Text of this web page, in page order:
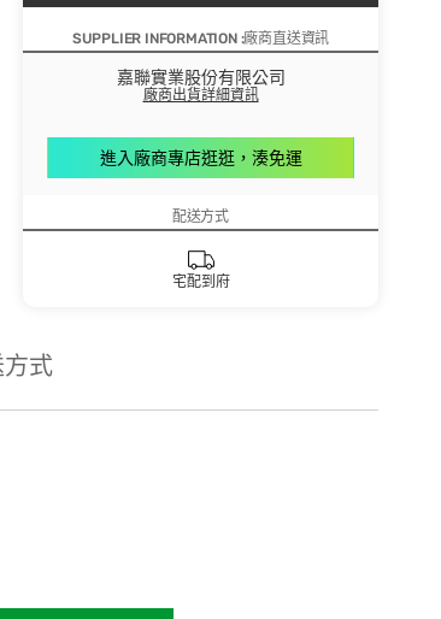
SUPPLIER INFORMATION :廠商直送資訊
嘉聯實業股份有限公司
廠商出貨詳細資訊
進入廠商專店逛逛，湊免運
配送方式
宅配到府
式